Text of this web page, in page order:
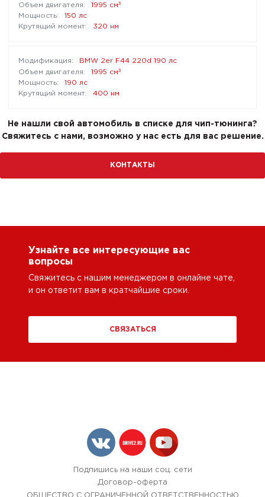
1995 см³
150 лс
320 нм
BMW 2er F44 220d 190 лс
1995 см³
190 лс
400 нм
Не нашли свой автомобиль в списке для чип-тюнинга?
Свяжитесь с нами, возможно у нас есть для вас решение.
КОНТАКТЫ
Узнайте все интересующие вас
вопросы
Свяжитесь с нашим менеджером в онлайне чате,
и он ответит вам в кратчайшие сроки.
СВЯЗАТЬСЯ
Подпишись на наши соц. сети
Договор-оферта
ОБЩЕСТВО С ОГРАНИЧЕННОЙ ОТВЕТСТВЕННОСТЬЮ